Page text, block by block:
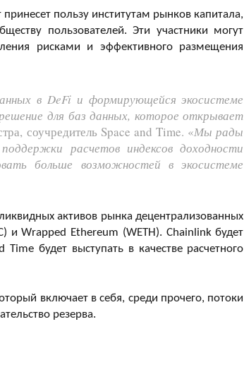
пользу институтам рынков капитала,
пользователей. Эти участники могут
рисками и эффективного размещения
в DeFi и формирующейся экосистеме
для баз данных, которое открывает
соучредитель Space and Time. «Мы рады
расчетов индексов доходности
больше возможностей в экосистеме
активов рынка децентрализованных
и Wrapped Ethereum (WETH). Chainlink будет
будет выступать в качестве расчетного
включает в себя, среди прочего, потоки
резерва.